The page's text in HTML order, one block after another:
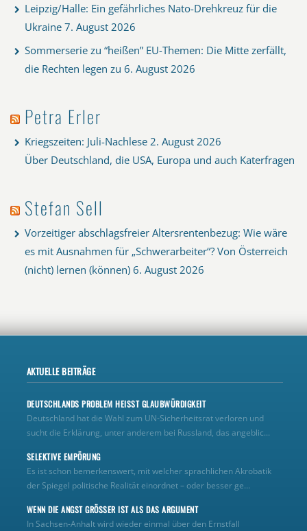
Leipzig/Halle: Ein gefährliches Nato-Drehkreuz für die
Ukraine 7. August 2026
Sommerserie zu “heißen” EU-Themen: Die Mitte zerfällt,
die Rechten legen zu 6. August 2026
Petra Erler
Kriegszeiten: Juli-Nachlese 2. August 2026
Über Deutschland, die USA, Europa und auch Katerfragen
Stefan Sell
Vorzeitiger abschlagsfreier Altersrentenbezug: Wie wäre
es mit Ausnahmen für „Schwerarbeiter“? Von Österreich
(nicht) lernen (können) 6. August 2026
AKTUELLE BEITRÄGE
DEUTSCHLANDS PROBLEM HEISST GLAUBWÜRDIGKEIT
Deutschland hat die Wahl zum UN‑Sicherheitsrat verloren und
sucht die Erklärung, unter anderem bei Russland, das angeblic...
SELEKTIVE EMPÖRUNG
Es ist schon bemerkenswert, mit welcher sprachlichen Akrobatik
der Spiegel politische Realität einordnet – oder besser ge...
WENN DIE ANGST GRÖSSER IST ALS DAS ARGUMENT
In Sachsen-Anhalt wird wieder einmal über den Ernstfall